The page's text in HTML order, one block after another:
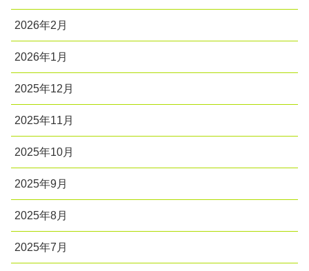
2026年2月
2026年1月
2025年12月
2025年11月
2025年10月
2025年9月
2025年8月
2025年7月